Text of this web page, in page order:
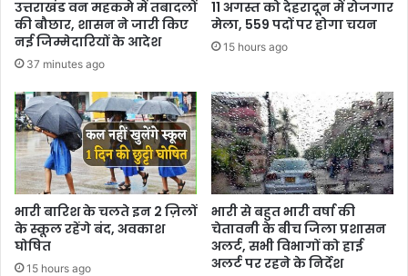
उत्तराखंड वन महकमे में तबादलों
की बौछार, शासन ने जारी किए
नई जिम्मेदारियों के आदेश
37 minutes ago
11 अगस्त को देहरादून में रोजगार
मेला, 559 पदों पर होगा चयन
15 hours ago
भारी बारिश के चलते इन 2 ज़िलों
के स्कूल रहेंगे बंद, अवकाश
घोषित
15 hours ago
भारी से बहुत भारी वर्षा की
चेतावनी के बीच जिला प्रशासन
अलर्ट, सभी विभागों को हाई
अलर्ट पर रहने के निर्देश